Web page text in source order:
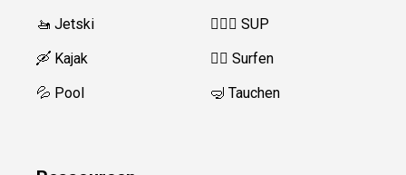
🚤 Jetski
🛶 Kajak
💦 Pool
🏄‍♀️🛶 SUP
🏄‍♂️ Surfen
🤿 Tauchen